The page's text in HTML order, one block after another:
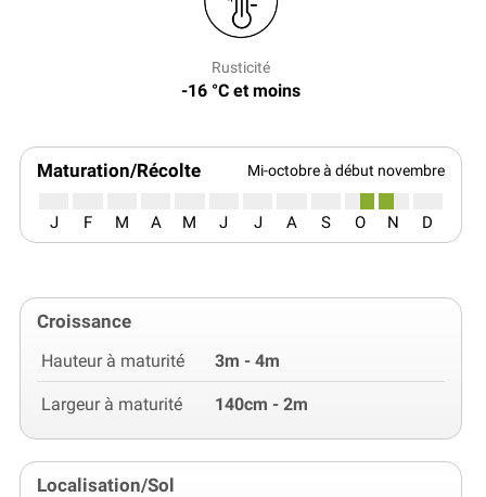
Rusticité
-16 °C et moins
Maturation/Récolte Mi-octobre à début novembre
J F M A M J J A S O N D
Croissance
Hauteur à maturité 3m - 4m
Largeur à maturité 140cm - 2m
Localisation/Sol